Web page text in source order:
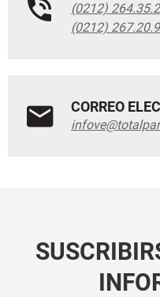
(0212)
(0212)
CORREO